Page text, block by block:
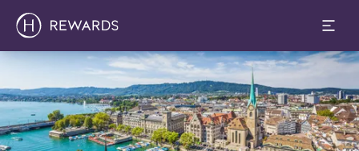
Sklíčko 1 z 1